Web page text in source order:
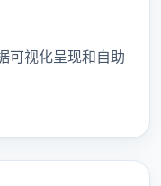
可视化呈现和自助